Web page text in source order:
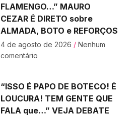
FLAMENGO…” MAURO
CEZAR É DIRETO sobre
ALMADA, BOTO e REFORÇOS
4 de agosto de 2026 Nenhum
comentário
“ISSO É PAPO DE BOTECO! É
LOUCURA! TEM GENTE QUE
FALA que…” VEJA DEBATE